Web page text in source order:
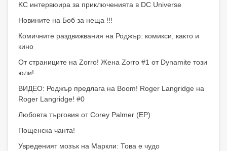
KC интервюира за приключенията в DC Universe
Новините на Боб за неща !!!
Комичните раздвижвания на Роджър: комикси, както и
кино
От страниците на Zorro! Жена Zorro #1 от Dynamite този
юли!
ВИДЕО: Роджър предлага на Boom! Roger Langridge на
Roger Langridge! #0
Любовта търговия от Corey Palmer (EP)
Пощенска чанта!
Увреденият мозък на Маркли: Това е чудо